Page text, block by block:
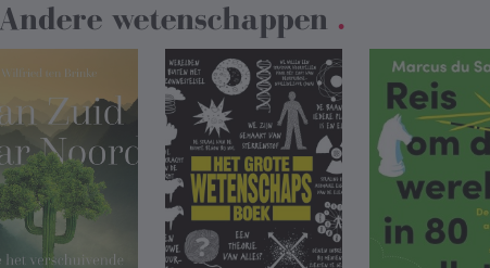
Andere wetenschappen .